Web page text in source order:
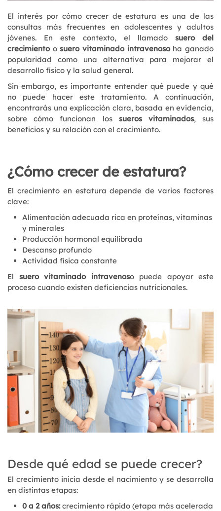
El interés por cómo crecer de estatura es una de las
consultas más frecuentes en adolescentes y adultos
jóvenes. En este contexto, el llamado suero del
crecimientoosuero vitaminado intravenosoha ganado
popularidad como una alternativa para mejorar el
desarrollo físico y la salud general.
Sin embargo, es importante entender qué puede y qué
no puede hacer este tratamiento. A continuación,
encontrarás una explicación clara, basada en evidencia,
sobre cómo funcionan los sueros vitaminados, sus
beneficios y su relación con el crecimiento.
¿Cómo crecer de estatura?
El crecimiento en estatura depende de varios factores
clave:
Alimentación adecuada rica en proteínas, vitaminas
y minerales
Producción hormonal equilibrada
Descanso profundo
Actividad física constante
El suero vitaminado intravenoso puede apoyar este
proceso cuando existen deficiencias nutricionales.
Desde qué edad se puede crecer?
El crecimiento inicia desde el nacimiento y se desarrolla
en distintas etapas:
0 a 2 años:crecimiento rápido (etapa más acelerada